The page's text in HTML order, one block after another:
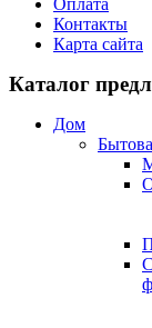
Оплата
Контакты
Карта сайта
Каталог
Дом